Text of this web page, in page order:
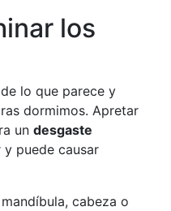
los
lo que parece y
dormimos. Apretar
un desgaste
puede causar
cabeza o